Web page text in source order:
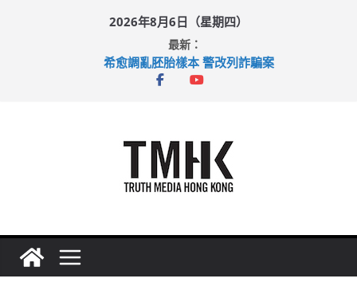
2026年8月6日（星期四）
最新：
希愈調亂胚胎樣本 警改列詐騙案
足球盛會次場激戰 祖雲達斯挫車路士